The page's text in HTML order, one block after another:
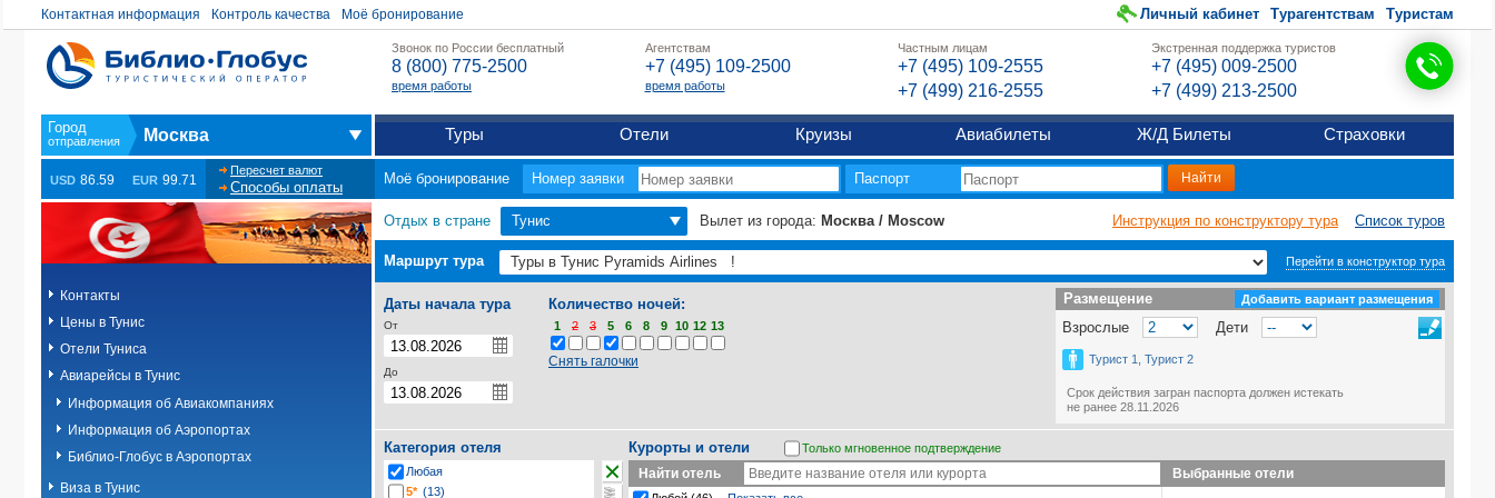
Контактная информация Контроль качества Моё бронирование Личный кабинет Турагентствам Туристам
Звонок по России бесплатный
8 (800) 775-2500
время работы
Агентствам
+7 (495) 109-2500
время работы
Частным лицам
+7 (495) 109-2555
+7 (499) 216-2555
Экстренная поддержка туристов
+7 (495) 009-2500
+7 (499) 213-2500
Москва Туры Отели Круизы Авиабилеты Ж/Д Билеты Страховки
USD 86.59 EUR 99.71
Пересчет валют
Способы оплаты
Моё бронирование Номер заявки Паспорт
Контакты
Цены в Тунис
Отели Туниса
Авиарейсы в Тунис
Информация об Авиакомпаниях
Информация об Аэропортах
Библио-Глобус в Аэропортах
Виза в Тунис
Отдых в стране Тунис Вылет из города: Москва / Moscow Инструкция по конструктору тура Список туров
Маршрут тура Перейти в конструктор тура
Даты начала тура
От
До
Размещение
Размещение Добавить вариант размещения
Взрослые Дети
Турист 1, Турист 2
Срок действия загран паспорта должен истекать
не ранее 28.11.2026
Количество ночей:
1 2 3 5 6 8 9 10 12 13
Снять галочки
Категория отеля
Любая
5* (13)
Только мгновенное подтверждение
Выбранные отели
Курорты и отели
Найти отель